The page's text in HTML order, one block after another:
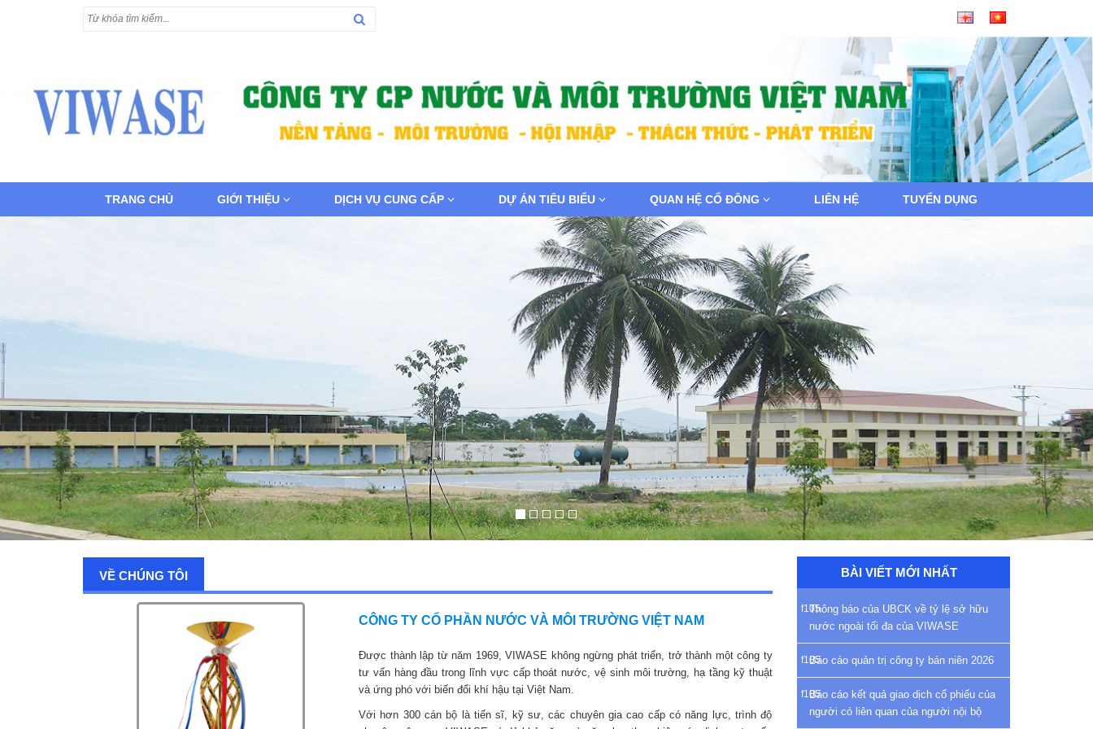
TRANG CHỦ GIỚI THIỆU DỊCH VỤ CUNG CẤP DỰ ÁN TIÊU BIỂU QUAN HỆ CỔ ĐÔNG LIÊN HỆ TUYỂN DỤNG
VỀ CHÚNG TÔI
CÔNG TY CỔ PHẦN NƯỚC VÀ MÔI TRƯỜNG VIỆT NAM
Được thành lập từ năm 1969, VIWASE không ngừng phát triển, trở thành một công ty
tư vấn hàng đầu trong lĩnh vực cấp thoát nước, vệ sinh môi trường, hạ tầng kỹ thuật
và ứng phó với biến đổi khí hậu tại Việt Nam.
Với hơn 300 cán bộ là tiến sĩ, kỹ sư, các chuyên gia cao cấp có năng lực, trình độ
BÀI VIẾT MỚI NHẤT
Thông báo của UBCK về tỷ lệ sở hữu
nước ngoài tối đa của VIWASE
Báo cáo quản trị công ty bán niên 2026
Báo cáo kết quả giao dịch cổ phiếu của
người có liên quan của người nội bộ